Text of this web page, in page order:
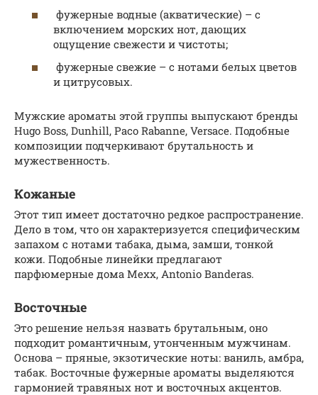
фужерные водные (акватические) – с
включением морских нот, дающих
ощущение свежести и чистоты;
фужерные свежие – с нотами белых цветов
и цитрусовых.
Мужские ароматы этой группы выпускают бренды
Hugo Boss, Dunhill, Paco Rabanne, Versace. Подобные
композиции подчеркивают брутальность и
мужественность.
Кожаные
Этот тип имеет достаточно редкое распространение.
Дело в том, что он характеризуется специфическим
запахом с нотами табака, дыма, замши, тонкой
кожи. Подобные линейки предлагают
парфюмерные дома Mexx, Antonio Banderas.
Восточные
Это решение нельзя назвать брутальным, оно
подходит романтичным, утонченным мужчинам.
Основа – пряные, экзотические ноты: ваниль, амбра,
табак. Восточные фужерные ароматы выделяются
гармонией травяных нот и восточных акцентов.